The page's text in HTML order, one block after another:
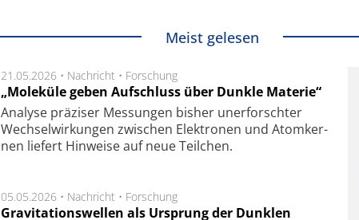
Meist gelesen
21.05.2026 • Nachricht • Forschung
„Moleküle geben Aufschluss über Dunkle Materie“
Analyse prä­zi­ser Mes­sung­en bis­her un­er­for­schter
Wech­sel­wir­kung­en zwi­schen Elek­tro­nen und Atom­ker­
nen lie­fert Hin­wei­se auf neue Teil­chen.
05.05.2026 • Nachricht • Forschung
Gravitationswellen als Ursprung der Dunklen